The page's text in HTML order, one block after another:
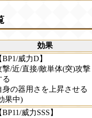
効果
BP1/威力D】
撃/近/直接/敵単体(突)攻撃
る
身の器用さを上昇させる
果中)
BP11/威力SSS】